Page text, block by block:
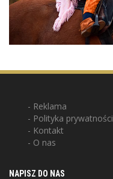
Reklama
Polityka prywatności
Kontakt
O nas
NAPISZ DO NAS